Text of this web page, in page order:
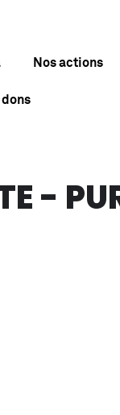
Nos actions
-